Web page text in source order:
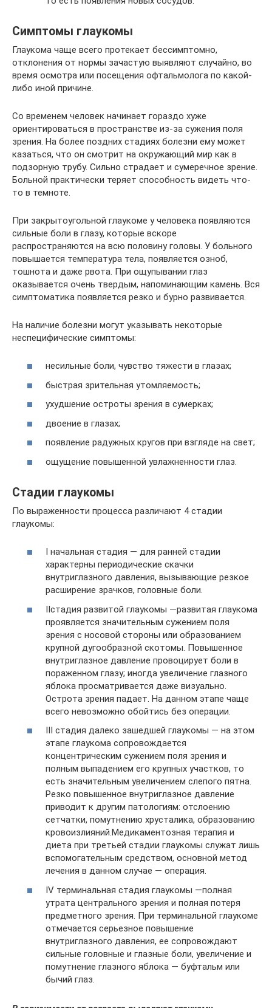
Симптомы глаукомы
Глаукома чаще всего протекает бессимптомно,
отклонения от нормы зачастую выявляют случайно, во
время осмотра или посещения офтальмолога по какой-
либо иной причине.
Со временем человек начинает гораздо хуже
ориентироваться в пространстве из-за сужения поля
зрения. На более поздних стадиях болезни ему может
казаться, что он смотрит на окружающий мир как в
подзорную трубу. Сильно страдает и сумеречное зрение.
Больной практически теряет способность видеть что-
то в темноте.
При закрытоугольной глаукоме у человека появляются
сильные боли в глазу, которые вскоре
распространяются на всю половину головы. У больного
повышается температура тела, появляется озноб,
тошнота и даже рвота. При ощупывании глаз
оказывается очень твердым, напоминающим камень. Вся
симптоматика появляется резко и бурно развивается.
На наличие болезни могут указывать некоторые
неспецифические симптомы:
несильные боли, чувство тяжести в глазах;
быстрая зрительная утомляемость;
ухудшение остроты зрения в сумерках;
двоение в глазах;
появление радужных кругов при взгляде на свет;
ощущение повышенной увлажненности глаз.
Стадии глаукомы
По выраженности процесса различают 4 стадии
глаукомы:
I начальная стадия — для ранней стадии
характерны периодические скачки
внутриглазного давления, вызывающие резкое
расширение зрачков, головные боли.
IIстадия развитой глаукомы —развитая глаукома
проявляется значительным сужением поля
зрения с носовой стороны или образованием
крупной дугообразной скотомы. Повышенное
внутриглазное давление провоцирует боли в
пораженном глазу; иногда увеличение глазного
яблока просматривается даже визуально.
Острота зрения падает. На данном этапе чаще
всего невозможно обойтись без операции.
III стадия далеко зашедшей глаукомы — на этом
этапе глаукома сопровождается
концентрическим сужением поля зрения и
полным выпадением его крупных участков, то
есть значительным увеличением слепого пятна.
Резко повышенное внутриглазное давление
приводит к другим патологиям: отслоению
сетчатки, помутнению хрусталика, образованию
кровоизлияний.Медикаментозная терапия и
диета при третьей стадии глаукомы служат лишь
вспомогательным средством, основной метод
лечения в данном случае — операция.
IV терминальная стадия глаукомы —полная
утрата центрального зрения и полная потеря
предметного зрения. При терминальной глаукоме
отмечается серьезное повышение
внутриглазного давления, ее сопровождают
сильные головные и глазные боли, увеличение и
помутнение глазного яблока — буфтальм или
бычий глаз.